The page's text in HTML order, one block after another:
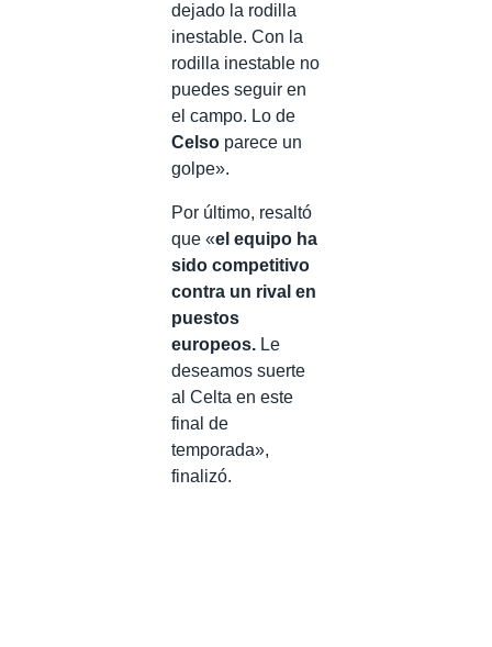
dejado la rodilla
inestable. Con la
rodilla inestable no
puedes seguir en
el campo. Lo de
Celso parece un
golpe».
Por último, resaltó
que «el equipo ha
sido competitivo
contra un rival en
puestos
europeos. Le
deseamos suerte
al Celta en este
final de
temporada»,
finalizó.